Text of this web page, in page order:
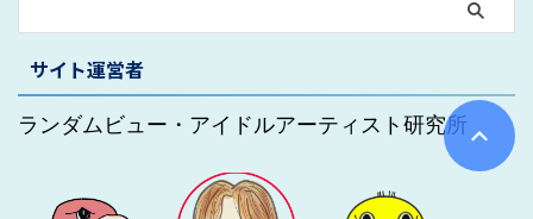
サイト運営者
ランダムビュー・アイドルアーティスト研究所